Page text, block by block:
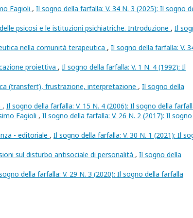
Fagioli , Il sogno della farfalla: V. 34 N. 3 (2025): Il sogno
psicosi e le istituzioni psichiatriche. Introduzione , Il
nella comunità terapeutica , Il sogno della farfalla: V.
proiettiva , Il sogno della farfalla: V. 1 N. 4 (1992): Il
(transfert), frustrazione, interpretazione , Il sogno della
, Il sogno della farfalla: V. 15 N. 4 (2006): Il sogno della
Fagioli , Il sogno della farfalla: V. 26 N. 2 (2017): Il sogno
- editoriale , Il sogno della farfalla: V. 30 N. 1 (2021): Il
sul disturbo antisociale di personalità , Il sogno della
della farfalla: V. 29 N. 3 (2020): Il sogno della farfalla